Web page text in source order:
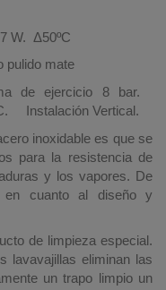
W. Δ50ºC
mate
de ejercicio 8 bar.
Instalación Vertical.
inoxidable es que se
para la resistencia de
y los vapores. De
en cuanto al diseño y
de limpieza especial.
lavavajillas eliminan las
un trapo limpio un